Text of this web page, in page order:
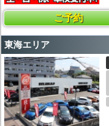
ご予約
東海エリア